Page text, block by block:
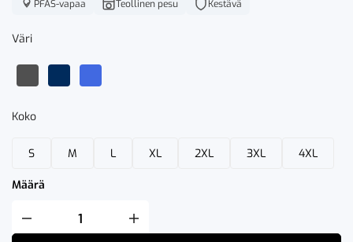
PFAS-vapaa Teollinen pesu Kestävä
Väri
Koko
S M L XL 2XL 3XL 4XL
Määrä
Fristads
Icon